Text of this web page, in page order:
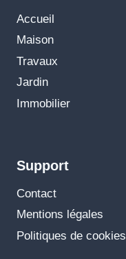
Accueil
Maison
Travaux
Jardin
Immobilier
Support
Contact
Mentions légales
Politiques de cookies